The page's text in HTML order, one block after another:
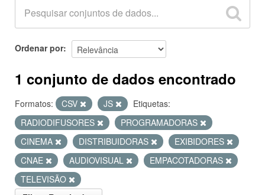
GRUPOS
SOBRE
Ordenar por
1 conjunto de dados encontrado
Formatos: CSV JS
Etiquetas:
RADIODIFUSORES
PROGRAMADORAS
CINEMA
DISTRIBUIDORAS
EXIBIDORES
CNAE
AUDIOVISUAL
EMPACOTADORAS
TELEVISÃO